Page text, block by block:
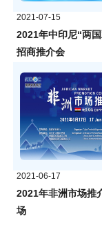
2021-07-15
2021年中印尼“两
招商推介会
2021-06-17
2021年非洲市场推
场